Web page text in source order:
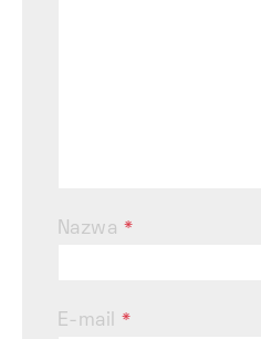
Nazwa *
E-mail*